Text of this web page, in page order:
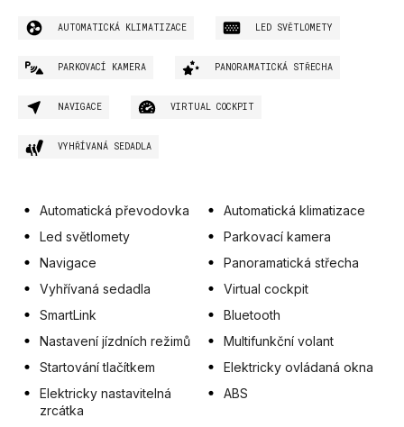
AUTOMATICKÁ KLIMATIZACE LED SVĚTLOMETY
PARKOVACÍ KAMERA PANORAMATICKÁ STŘECHA
NAVIGACE VIRTUAL COCKPIT
VYHŘÍVANÁ SEDADLA
Automatická převodovka
Automatická klimatizace
Led světlomety
Parkovací kamera
Navigace
Panoramatická střecha
Vyhřívaná sedadla
Virtual cockpit
SmartLink
Bluetooth
Nastavení jízdních režimů
Multifunkční volant
Startování tlačítkem
Elektricky ovládaná okna
Elektricky nastavitelná
zrcátka
ABS